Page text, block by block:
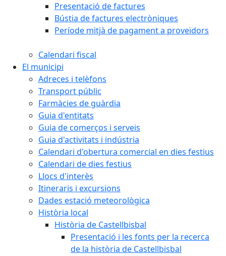
Presentació de factures
Bústia de factures electròniques
Període mitjà de pagament a proveïdors
Calendari fiscal
El municipi
Adreces i telèfons
Transport públic
Farmàcies de guàrdia
Guia d'entitats
Guia de comerços i serveis
Guia d'activitats i indústria
Calendari d'obertura comercial en dies festius
Calendari de dies festius
Llocs d'interès
Itineraris i excursions
Dades estació meteorològica
Història local
Història de Castellbisbal
Presentació i les fonts per la recerca
de la història de Castellbisbal